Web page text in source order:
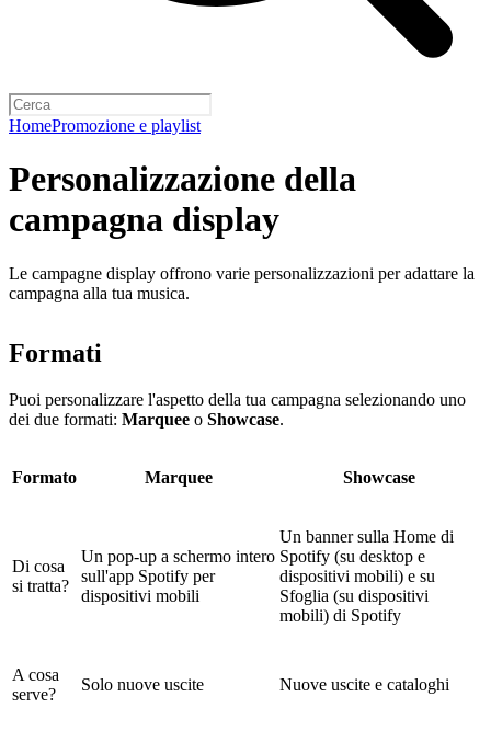
HomePromozione e playlist
Personalizzazione della
campagna display
Le campagne display offrono varie personalizzazioni per adattare la
campagna alla tua musica.
Formati
Puoi personalizzare l'aspetto della tua campagna selezionando uno
dei due formati: Marquee o Showcase.
Formato Marquee Showcase
Di cosa
si tratta?
Un pop-up a schermo intero
sull'app Spotify per
dispositivi mobili
Un banner sulla Home di
Spotify (su desktop e
dispositivi mobili) e su
Sfoglia (su dispositivi
mobili) di Spotify
A cosa
serve?
Solo nuove uscite Nuove uscite e cataloghi